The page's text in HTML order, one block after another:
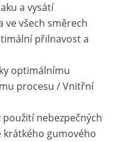
a vysátí
ve všech směrech
přilnavost a
optimálnímu
procesu / Vnitřní
nebezpečných
krátkého gumového